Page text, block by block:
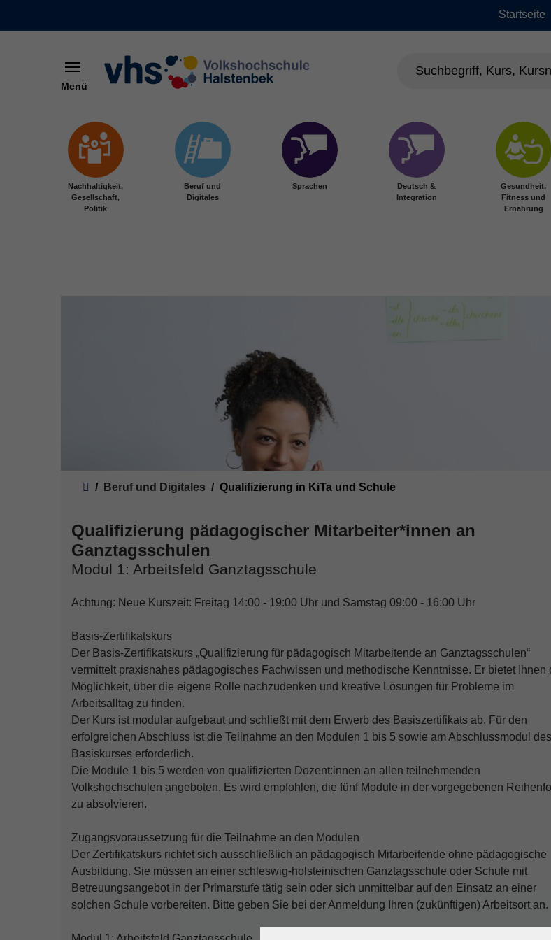
Startseite
Menü
Nachhaltigkeit,
Gesellschaft,
Politik
Beruf und
Digitales
Sprachen
Deutsch &
Integration
Gesundheit,
Fitness und
Ernährung
Beruf und Digitales Qualifizierung in KiTa und Schule
Qualifizierung pädagogischer Mitarbeiter*innen an
Ganztagsschulen
Modul 1: Arbeitsfeld Ganztagsschule
Achtung: Neue Kurszeit: Freitag 14:00 - 19:00 Uhr und Samstag 09:00 - 16:00 Uhr
Basis-Zertifikatskurs
Der Basis-Zertifikatskurs „Qualifizierung für pädagogisch Mitarbeitende an Ganztagsschulen“
vermittelt praxisnahes pädagogisches Fachwissen und methodische Kenntnisse. Er bietet Ihnen
Möglichkeit, über die eigene Rolle nachzudenken und kreative Lösungen für Probleme im
Arbeitsalltag zu finden.
Der Kurs ist modular aufgebaut und schließt mit dem Erwerb des Basiszertifikats ab. Für den
erfolgreichen Abschluss ist die Teilnahme an den Modulen 1 bis 5 sowie am Abschlussmodul des
Basiskurses erforderlich.
Die Module 1 bis 5 werden von qualifizierten Dozent:innen an allen teilnehmenden
Volkshochschulen angeboten. Es wird empfohlen, die fünf Module in der vorgegebenen
zu absolvieren.
Zugangsvoraussetzung für die Teilnahme an den Modulen
Der Zertifikatskurs richtet sich ausschließlich an pädagogisch Mitarbeitende ohne pädagogische
Ausbildung. Sie müssen an einer schleswig-holsteinischen Ganztagsschule oder Schule mit
Betreuungsangebot in der Primarstufe tätig sein oder sich unmittelbar auf den Einsatz an einer
solchen Schule vorbereiten. Bitte geben Sie bei der Anmeldung Ihren (zukünftigen) Arbeitsort an.